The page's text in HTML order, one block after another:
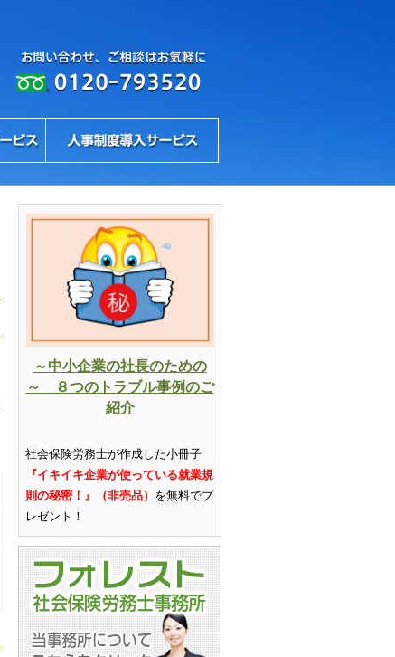
～中小企業の社長のための
～ ８つのトラブル事例のご
紹介
社会保険労務士が作成した小冊子
『イキイキ企業が使っている就業規
則の秘密！』（非売品） を無料でプ
レゼント ！